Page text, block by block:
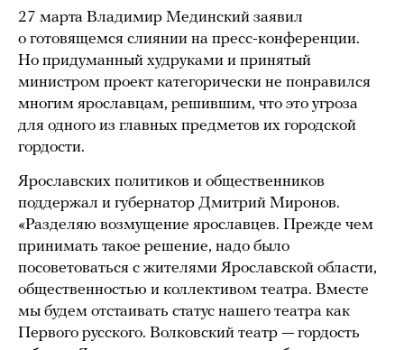
27 марта Владимир Мединский заявил
о готовящемся слиянии на пресс-конференции.
Но придуманный худруками и принятый
министром проект категорически не понравился
многим ярославцам, решившим, что это угроза
для одного из главных предметов их городской
гордости.
Ярославских политиков и общественников
поддержал и губернатор Дмитрий Миронов.
«Разделяю возмущение ярославцев. Прежде чем
принимать такое решение, надо было
посоветоваться с жителями Ярославской области,
общественностью и коллективом театра. Вместе
мы будем отстаивать статус нашего театра как
Первого русского. Волковский театр — гордость